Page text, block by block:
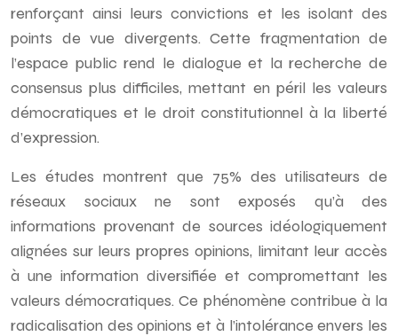
renforçant ainsi leurs convictions et les isolant des
points de vue divergents. Cette fragmentation de
l’espace public rend le dialogue et la recherche de
consensus plus difficiles, mettant en péril les valeurs
démocratiques et le droit constitutionnel à la liberté
d’expression.
Les études montrent que 75% des utilisateurs de
réseaux sociaux ne sont exposés qu’à des
informations provenant de sources idéologiquement
alignées sur leurs propres opinions, limitant leur accès
à une information diversifiée et compromettant les
valeurs démocratiques. Ce phénomène contribue à la
radicalisation des opinions et à l’intolérance envers les